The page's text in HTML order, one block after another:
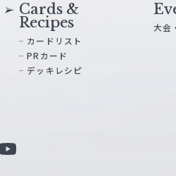
Cards &
Recipes
カードリスト
PRカード
デッキレシピ
大会